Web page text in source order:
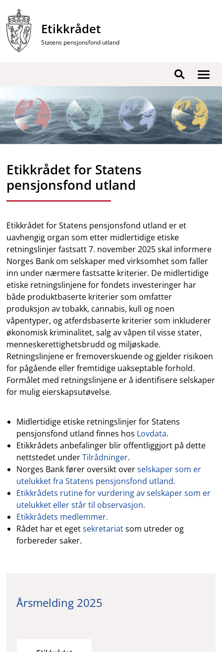
innhold
Etikkrådet
Statens pensjonsfond utland
Vis
/
skjul
Søk
Etikkrådet for Statens
pensjonsfond utland
Etikkrådet for Statens pensjonsfond utland er et
uavhengig organ som etter midlertidige etiske
retningslinjer fastsatt 7. november 2025 skal informere
Norges Bank om selskaper med virksomhet som faller
inn under nærmere fastsatte kriterier. De midlertidige
etiske retningslinjene for fondets investeringer har
både produktbaserte kriterier som omfatter
produksjon av tobakk, cannabis, kull og noen
våpentyper, og atferdsbaserte kriterier som inkluderer
økonomisk kriminalitet, salg av våpen til visse stater,
menneskerettighetsbrudd og miljøskade.
Retningslinjene er fremoverskuende og gjelder risikoen
for pågående eller fremtidige uakseptable forhold.
Formålet med retningslinjene er å identifisere selskaper
for mulig eierskapsutøvelse.
Midlertidige etiske retningslinjer for Statens
pensjonsfond utland finnes hos Lovdata.
Etikkrådets anbefalinger blir offentliggjort på dette
nettstedet underTilrådninger.
Norges Bank fører oversikt overselskaper som er
utelukket fra Statens pensjonsfond utland.
Etikkrådets rutine for vurdering av selskaper som er
utelukket eller står til observasjon.
Etikkrådets medlemmer.
Rådet har et egetsekretariatsom utreder og
forbereder saker.
Årsmelding 2025